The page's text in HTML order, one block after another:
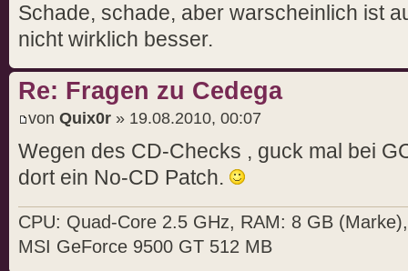
Schade, schade, aber warscheinlich ist
nicht wirklich besser.
Re: Fragen zu Cedega
von Quix0r » 19.08.2010, 00:07
Wegen des CD-Checks , guck mal bei
dort ein No-CD Patch.
CPU: Quad-Core 2.5 GHz, RAM: 8 GB
MSI GeForce 9500 GT 512 MB